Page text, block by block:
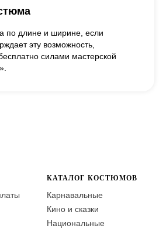
по длине и ширине, если
эту возможность,
силами мастерской
КАТАЛОГ КОСТЮМОВ
Карнавальные
Кино и сказки
Национальные